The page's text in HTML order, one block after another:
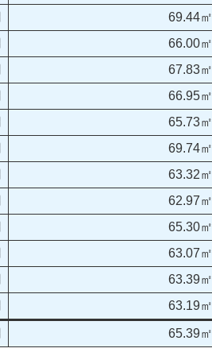
69.44㎡
66.00㎡
67.83㎡
66.95㎡
65.73㎡
69.74㎡
63.32㎡
62.97㎡
65.30㎡
63.07㎡
63.39㎡
63.19㎡
65.39㎡